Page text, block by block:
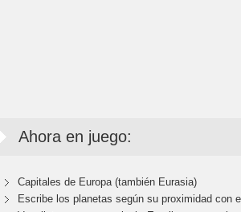
Ahora en juego:
Capitales de Europa (también Eurasia)
Escribe los planetas según su proximidad con